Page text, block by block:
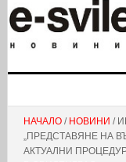
НАЧАЛО/ НОВИНИ /
„ПРЕДСТАВЯНЕ НА
АКТУАЛНИ